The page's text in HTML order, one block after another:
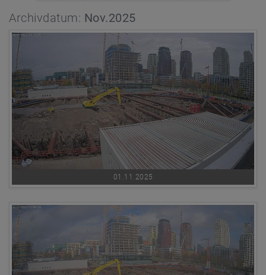
Archivdatum: Nov.2025
01.11.2025